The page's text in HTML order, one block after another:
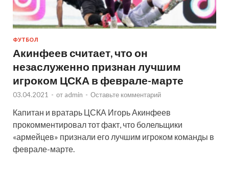
ФУТБОЛ
Акинфеев считает, что он
незаслуженно признан лучшим
игроком ЦСКА в феврале-марте
03.04.2021 - от admin - Оставьте комментарий
Капитан и вратарь ЦСКА Игорь Акинфеев
прокомментировал тот факт, что болельщики
«армейцев» признали его лучшим игроком команды в
феврале-марте.